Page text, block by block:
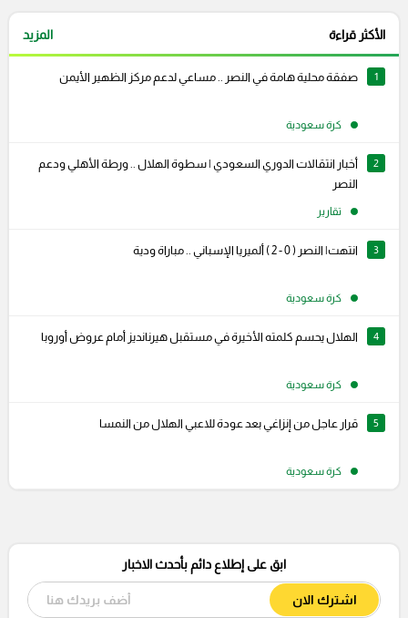
الأكثر قراءة المزيد
1 صفقة محلية هامة في النصر .. مساعي لدعم مركز الظهير الأيمن
كرة سعودية
2
أخبار انتقالات الدوري السعودي | سطوة الهلال .. ورطة الأهلي ودعم
النصر
تقارير
3 انتهت| النصر ( 0 - 2 ) ألميريا الإسباني .. مباراة ودية
كرة سعودية
4 الهلال يحسم كلمته الأخيرة في مستقبل هيرنانديز أمام عروض أوروبا
كرة سعودية
5 قرار عاجل من إنزاغي بعد عودة للاعبي الهلال من النمسا
كرة سعودية
ابق على إطلاع دائم بأحدث الاخبار
اشترك الان